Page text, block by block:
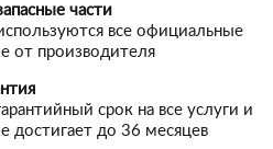
части
все официальные
от производителя
срок на все услуги и
достигает до 36 месяцев